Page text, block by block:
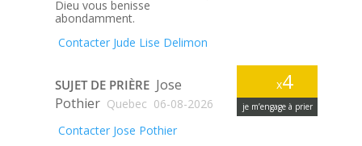
Dieu vous benisse
abondamment.
Contacter Jude Lise Delimon
x4
je m’engage à prier
SUJET DE PRIÈRE Jose
Pothier Quebec 06-08-2026
Contacter Jose Pothier